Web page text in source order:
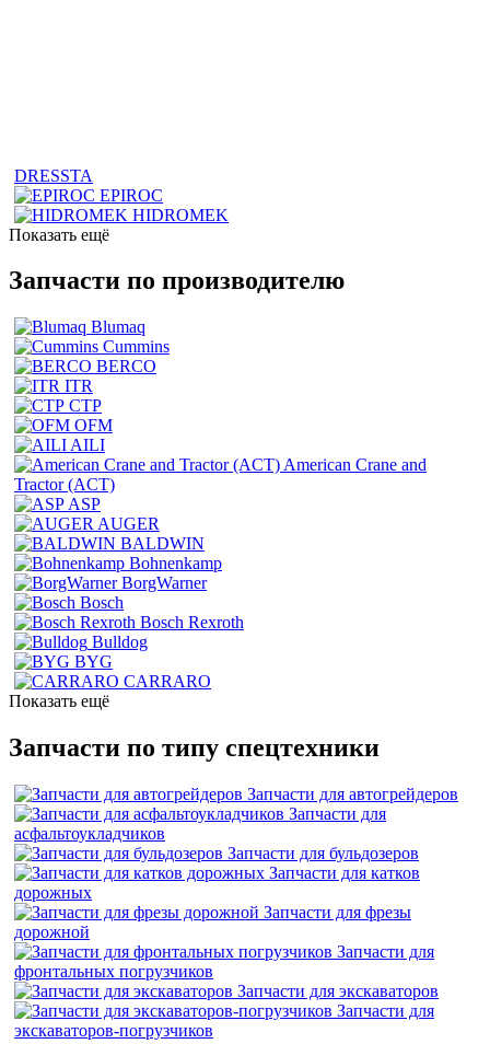
DRESSTA
EPIROC
HIDROMEK
Показать ещё
Запчасти по производителю
Blumaq
Cummins
BERCO
ITR
CTP
OFM
AILI
American Crane and
Tractor (ACT)
ASP
AUGER
BALDWIN
Bohnenkamp
BorgWarner
Bosch
Bosch Rexroth
Bulldog
BYG
CARRARO
Показать ещё
Запчасти по типу спецтехники
Запчасти для автогрейдеров
Запчасти для
асфальтоукладчиков
Запчасти для бульдозеров
Запчасти для катков
дорожных
Запчасти для фрезы
дорожной
Запчасти для
фронтальных погрузчиков
Запчасти для экскаваторов
Запчасти для
экскаваторов-погрузчиков